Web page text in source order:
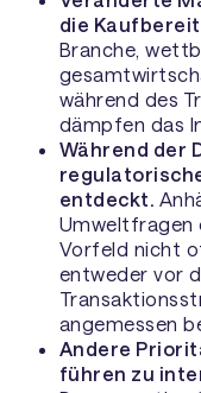
die
Branche,
während des
dämpfen das
Während der
entdeckt.
Umweltfragen
Vorfeld nicht
entweder vor
angemessen
Andere
führen zu